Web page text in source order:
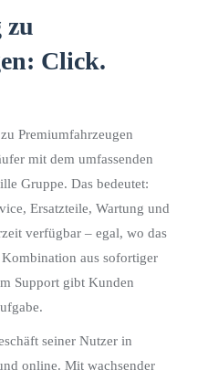
zu
Click.
Premiumfahrzeugen
mit dem umfassenden
Gruppe. Das bedeutet:
Ersatzteile, Wartung und
verfügbar – egal, wo das
aus sofortiger
Support gibt Kunden
seiner Nutzer in
online. Mit wachsender